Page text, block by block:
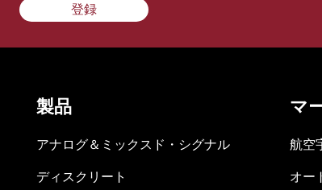
登録
製品
アナログ＆ミックスド・シグナル
ディスクリート
マ
航空
オー